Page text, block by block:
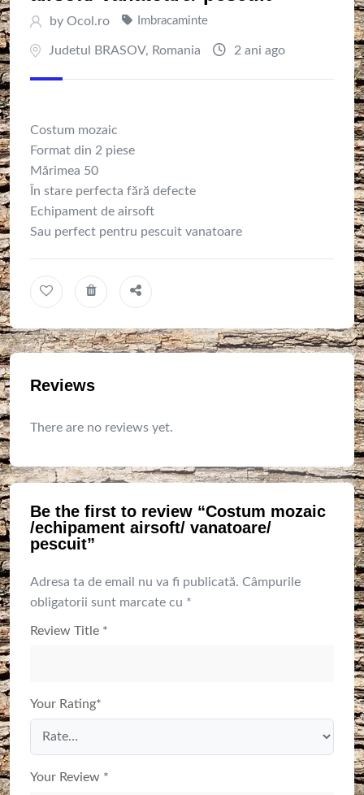
by Ocol.ro Imbracaminte
Judetul BRASOV, Romania 2 ani ago
Costum mozaic
Format din 2 piese
Mărimea 50
În stare perfecta fără defecte
Echipament de airsoft
Sau perfect pentru pescuit vanatoare
Reviews
There are no reviews yet.
Be the first to review “Costum mozaic
/echipament airsoft/ vanatoare/
pescuit”
Adresa ta de email nu va fi publicată. Câmpurile
obligatorii sunt marcate cu *
Review Title *
Your Rating*
Your Review *